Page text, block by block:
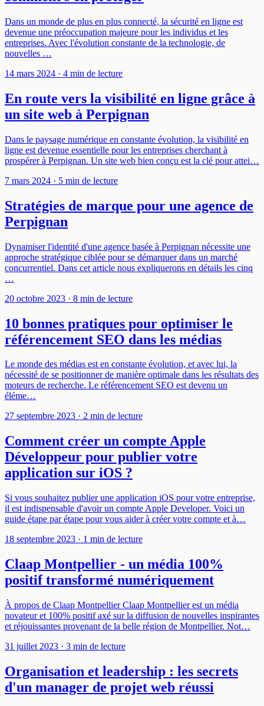
Dans un monde de plus en plus connecté, la sécurité en ligne est
devenue une préoccupation majeure pour les individus et les
entreprises. Avec l'évolution constante de la technologie, de
nouvelles …
14 mars 2024 · 4 min de lecture
En route vers la visibilité en ligne grâce à
un site web à Perpignan
Dans le paysage numérique en constante évolution, la visibilité en
ligne est devenue essentielle pour les entreprises cherchant à
prospérer à Perpignan. Un site web bien conçu est la clé pour attei…
7 mars 2024 · 5 min de lecture
Stratégies de marque pour une agence de
Perpignan
Dynamiser l'identité d'une agence basée à Perpignan nécessite une
approche stratégique ciblée pour se démarquer dans un marché
concurrentiel. Dans cet article nous expliquerons en détails les cinq
…
20 octobre 2023 · 8 min de lecture
10 bonnes pratiques pour optimiser le
référencement SEO dans les médias
Le monde des médias est en constante évolution, et avec lui, la
nécessité de se positionner de manière optimale dans les résultats des
moteurs de recherche. Le référencement SEO est devenu un
éléme…
27 septembre 2023 · 2 min de lecture
Comment créer un compte Apple
Développeur pour publier votre
application sur iOS ?
Si vous souhaitez publier une application iOS pour votre entreprise,
il est indispensable d'avoir un compte Apple Developer. Voici un
guide étape par étape pour vous aider à créer votre compte et à…
18 septembre 2023 · 1 min de lecture
Claap Montpellier - un média 100%
positif transformé numériquement
À propos de Claap Montpellier Claap Montpellier est un média
novateur et 100% positif axé sur la diffusion de nouvelles inspirantes
et réjouissantes provenant de la belle région de Montpellier. Not…
31 juillet 2023 · 3 min de lecture
Organisation et leadership : les secrets
d'un manager de projet web réussi